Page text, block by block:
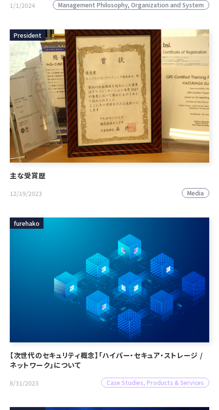
1/1/2024 Management Philosophy, Organization and System
President
主な受賞歴
12/19/2023 Media
furehako
【次世代のセキュリティ概念】「ハイパー・セキュア・ストレージ /
ネットワーク」について
8/31/2023 Case Studies, Products & Services